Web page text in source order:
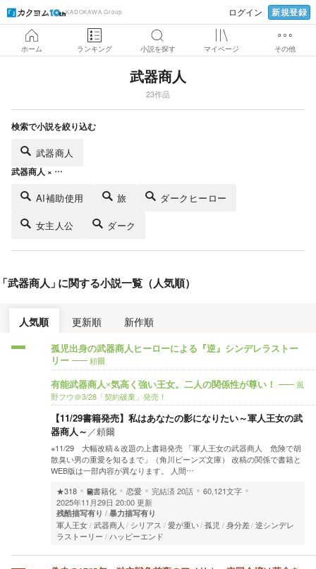
KADOKAWA Group ログイン 新規登録
ホーム ランキング 小説を探す マイページ その他
武器商人
23作品
検索で小説を絞り込む
武器商人
武器商人 × …
AI補助使用 旅 ダークヒーロー
女主人公 ダーク
武器商人 」に関する小説一覧（人気順）
人気順 更新順 新作順
孤児出身の武器商人ヒーローによる『逆』シンデレラストー
リー
頼爾
有能武器商人×気高く強い王女。二人の関係性が尊い！
風
野フウ＠3/28「契約破棄」発売！
【11/29書籍発売】私はあなたの影になりたい～軍人王女の武
器商人～ ／頼爾
※11/29 大幅改稿＆改題の上書籍発売 「軍人王女の武器商人 危険で胡
散臭い男の重愛を知るまで」（角川ビーンズ文庫） 改稿の関係で書籍と
WEB版は一部内容が異なります。 人間…
★318
書籍化 恋愛 完結済 20話
60,121文字
2025年11月29日 20:00 更新
残酷描写有り 暴力描写有り
軍人王女 武器商人 シリアス 愛が重い 孤児 身分差 逆シンデレ
ラストーリー
ハッピーエンド